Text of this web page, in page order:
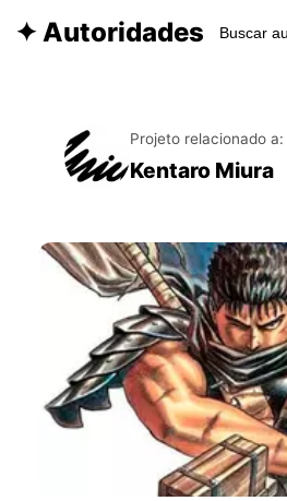
✦ Autoridades
Projeto relacionado a:
Kentaro Miura